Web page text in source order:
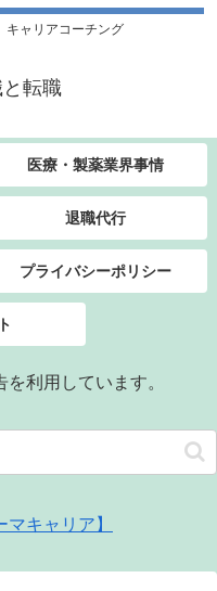
キャリアコーチング
転職
医療・製薬業界事情
退職代行
プライバシーポリシー
利用しています。
キャリア】